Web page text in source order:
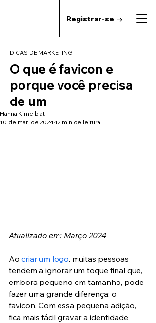
Registrar-se →
DICAS DE MARKETING
O que é favicon e
porque você precisa
de um
Hanna Kimelblat
10 de mar. de 2024 12 min de leitura
Atualizado em: Março 2024
Ao criar um logo, muitas pessoas
tendem a ignorar um toque final que,
embora pequeno em tamanho, pode
fazer uma grande diferença: o
favicon. Com essa pequena adição,
fica mais fácil gravar a identidade